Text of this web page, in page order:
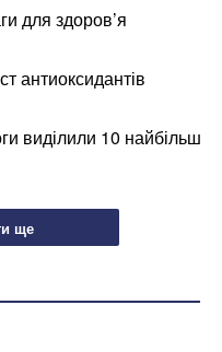
для здоров’я
антиоксидантів
виділили 10 найбільш
ще